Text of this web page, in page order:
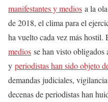
manifestantes y medios a la
de 2018, el clima para el
ha vuelto cada vez más hostil.
medios se han visto obligados
y periodistas han sido objeto
demandas judiciales,
decenas de periodistas han